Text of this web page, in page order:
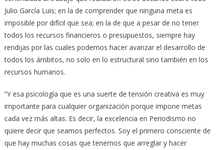
Julio García Luis; en la de comprender que ninguna meta es
imposible por difícil que sea; en la de que a pesar de no tener
todos los recursos financieros o presupuestos, siempre hay
rendijas por las cuales podemos hacer avanzar el desarrollo de
todos los ámbitos, no solo en lo estructural sino también en los
recursos humanos.
“Y esa psicología que es una suerte de tensión creativa es muy
importante para cualquier organización porque impone metas
cada vez más altas. Es decir, la excelencia en Periodismo no
quiere decir que seamos perfectos. Soy el primero consciente de
que hay muchas cosas que tenemos que arreglar y hacer